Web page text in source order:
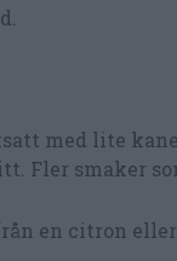
med lite
Fler smaker
en citron